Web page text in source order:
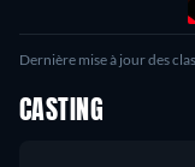
Dernière mise à jour des
CASTING